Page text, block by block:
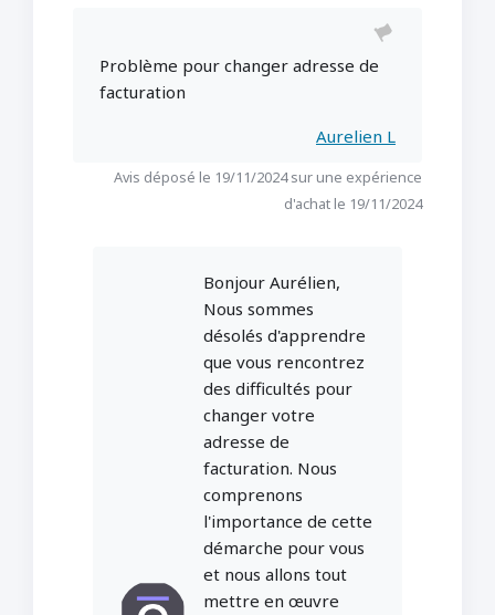
Problème pour changer adresse de
facturation
Aurelien L
Avis déposé le 19/11/2024 sur une expérience
d'achat le 19/11/2024
Bonjour Aurélien,
Nous sommes
désolés d'apprendre
que vous rencontrez
des difficultés pour
changer votre
adresse de
facturation. Nous
comprenons
l'importance de cette
démarche pour vous
et nous allons tout
mettre en œuvre